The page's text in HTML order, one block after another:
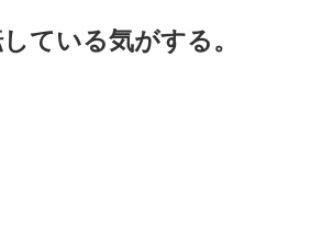
ている気がする。